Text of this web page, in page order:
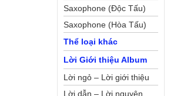
Saxophone (Độc Tấu)
Saxophone (Hòa Tấu)
Thể loại khác
Lời Giới thiệu Album
Lời ngỏ – Lời giới thiệu
Lời dẫn – Lời nguyện